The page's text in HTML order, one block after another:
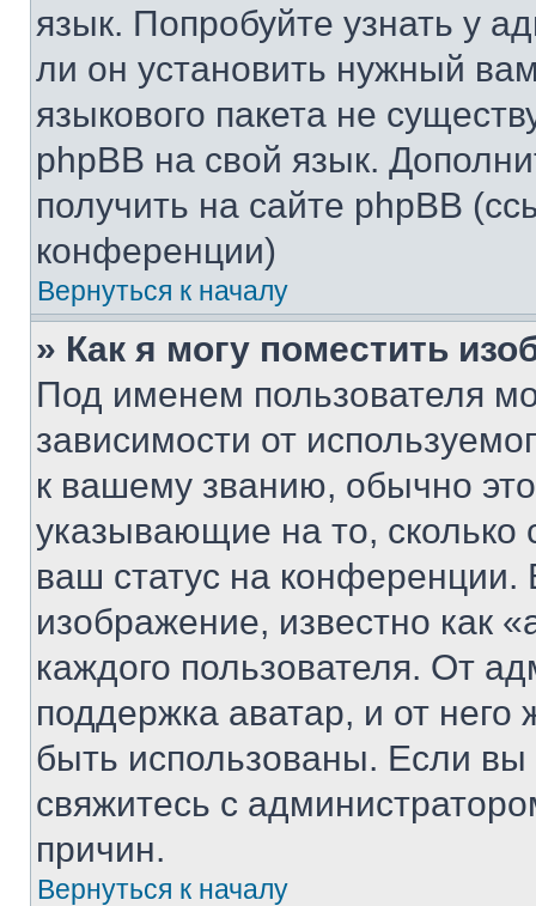
язык. Попробуйте узнать у
ли он установить нужный
языкового пакета не
phpBB на свой язык.
получить на сайте phpBB
конференции)
Вернуться к началу
» Как я могу поместить
Под именем пользователя
зависимости от
к вашему званию, обычно это
указывающие на то,
ваш статус на
изображение, известно как
каждого пользователя. От
поддержка аватар, и от него
быть использованы. Если
свяжитесь с
причин.
Вернуться к началу